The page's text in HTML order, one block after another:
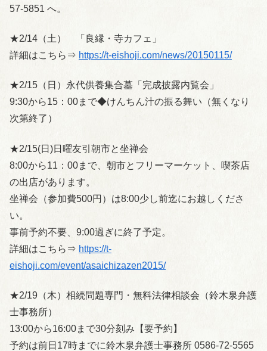
57-5851 へ。
★2/14（土） 「良縁・寺カフェ」
詳細はこちら⇒ https://t-eishoji.com/news/20150115/
★2/15（日）永代供養集合墓「完成披露内覧会」
9:30から15：00まで◆けんちん汁の振る舞い（無くなり
次第終了）
★2/15(日)日曜友引朝市と坐禅会
8:00から11：00まで、朝市とフリーマーケット、喫茶店
の出店があります。
坐禅会（参加費500円）は8:00少し前迄にお越しくださ
い。
事前予約不要、9:00過ぎに終了予定。
詳細はこちら⇒ https://t-
eishoji.com/event/asaichizazen2015/
★2/19（木）相続問題専門・無料法律相談会（鈴木泉弁護
士事務所）
13:00から16:00まで30分刻み【要予約】
予約は前日17時までに鈴木泉弁護士事務所 0586-72-5565